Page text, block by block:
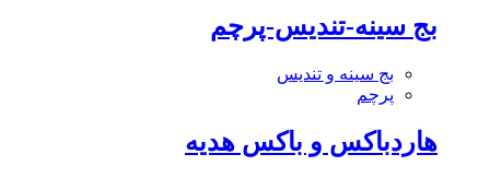
بج سینه-تندیس-پرچم
بج سینه و تندیس
پرچم
هاردباکس و باکس هدیه